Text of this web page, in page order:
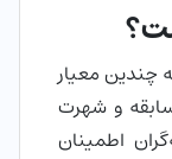
چندین معیار
و شهرت
اطمینان